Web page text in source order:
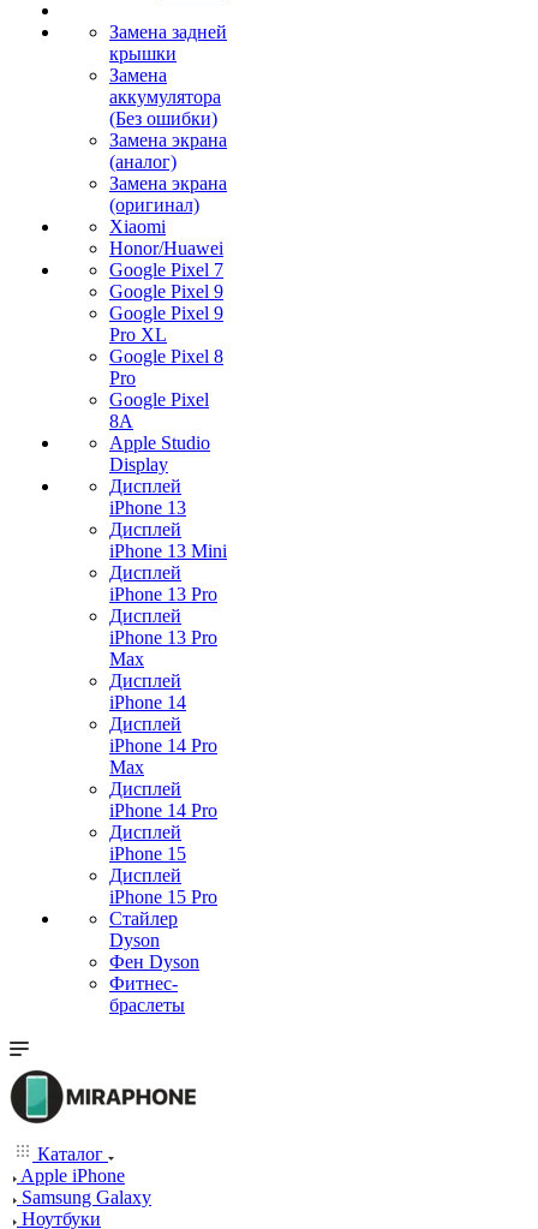
Замена задней
крышки
Замена
аккумулятора
(Без ошибки)
Замена экрана
(аналог)
Замена экрана
(оригинал)
Xiaomi
Honor/Huawei
Google Pixel 7
Google Pixel 9
Google Pixel 9
Pro XL
Google Pixel 8
Pro
Google Pixel
8A
Apple Studio
Display
Дисплей
iPhone 13
Дисплей
iPhone 13 Mini
Дисплей
iPhone 13 Pro
Дисплей
iPhone 13 Pro
Max
Дисплей
iPhone 14
Дисплей
iPhone 14 Pro
Max
Дисплей
iPhone 14 Pro
Дисплей
iPhone 15
Дисплей
iPhone 15 Pro
Стайлер
Dyson
Фен Dyson
Фитнес-
браслеты
Каталог
Apple iPhone
Samsung Galaxy
Ноутбуки